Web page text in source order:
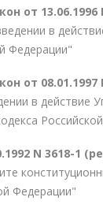
от 13.06.1996
в
Федерации"
от
в действие
N 3618-1
Федерации"